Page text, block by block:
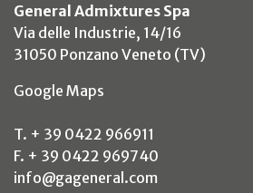
General Admixtures Spa
Via delle Industrie, 14/16
31050 Ponzano Veneto (TV)
Google Maps
T. + 39 0422 966911
F. + 39 0422 969740
info@gageneral.com